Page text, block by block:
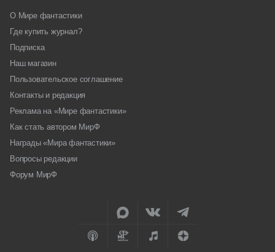
О Мире фантастики
Где купить журнал?
Подписка
Наш магазин
Пользовательское соглашение
Контакты и редакция
Реклама на «Мире фантастики»
Как стать автором МирФ
Награды «Мира фантастики»
Вопросы редакции
Форум МирФ